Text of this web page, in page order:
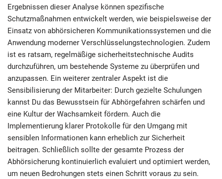
Ergebnissen dieser Analyse können spezifische
Schutzmaßnahmen entwickelt werden, wie beispielsweise der
Einsatz von abhörsicheren Kommunikationssystemen und die
Anwendung moderner Verschlüsselungstechnologien. Zudem
ist es ratsam, regelmäßige sicherheitstechnische Audits
durchzuführen, um bestehende Systeme zu überprüfen und
anzupassen. Ein weiterer zentraler Aspekt ist die
Sensibilisierung der Mitarbeiter: Durch gezielte Schulungen
kannst Du das Bewusstsein für Abhörgefahren schärfen und
eine Kultur der Wachsamkeit fördern. Auch die
Implementierung klarer Protokolle für den Umgang mit
sensiblen Informationen kann erheblich zur Sicherheit
beitragen. Schließlich sollte der gesamte Prozess der
Abhörsicherung kontinuierlich evaluiert und optimiert werden,
um neuen Bedrohungen stets einen Schritt voraus zu sein.